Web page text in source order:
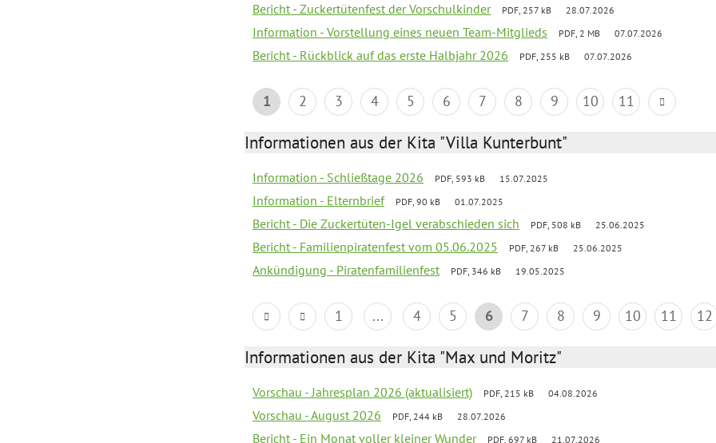
Bericht - Zuckertütenfest der Vorschulkinder PDF, 257 kB 28.07.2026
Information - Vorstellung eines neuen Team-Mitglieds PDF, 2 MB 07.07.2026
Bericht - Rückblick auf das erste Halbjahr 2026 PDF, 255 kB 07.07.2026
1 2 3 4 5 6 7 8 9 10 11
Informationen aus der Kita "Villa Kunterbunt"
Information - Schließtage 2026 PDF, 593 kB 15.07.2025
Information - Elternbrief PDF, 90 kB 01.07.2025
Bericht - Die Zuckertüten-Igel verabschieden sich PDF, 508 kB 25.06.2025
Bericht - Familienpiratenfest vom 05.06.2025 PDF, 267 kB 25.06.2025
Ankündigung - Piratenfamilienfest PDF, 346 kB 19.05.2025
1 ... 4 5 6 7 8 9 10 11 12
Informationen aus der Kita "Max und Moritz"
Vorschau - Jahresplan 2026 (aktualisiert) PDF, 215 kB 04.08.2026
Vorschau - August 2026 PDF, 244 kB 28.07.2026
Bericht - Ein Monat voller kleiner Wunder PDF, 697 kB 21.07.2026